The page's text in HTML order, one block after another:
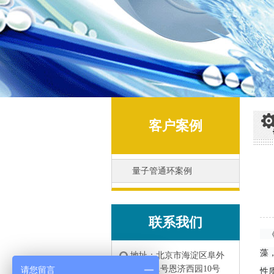
客户案例
量子管通环案例
联系我们
地址：北京市海淀区阜外
亮甲店1号恩济西园10号
藻
性
请您留言